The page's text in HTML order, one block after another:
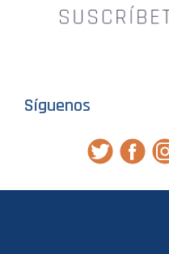
Síguenos